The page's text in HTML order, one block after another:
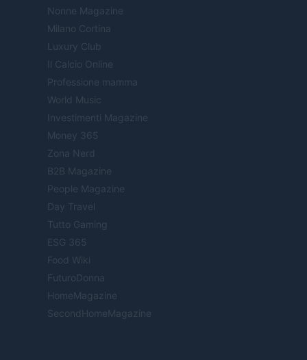
Nonne Magazine
Milano Cortina
Luxury Club
Il Calcio Online
Professione mamma
World Music
Investimenti Magazine
Money 365
Zona Nerd
B2B Magazine
People Magazine
Day Travel
Tutto Gaming
ESG 365
Food Wiki
FuturoDonna
HomeMagazine
SecondHomeMagazine